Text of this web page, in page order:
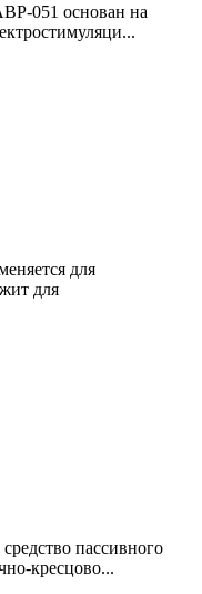
051 основан на
для
для
пассивного
кресцово...